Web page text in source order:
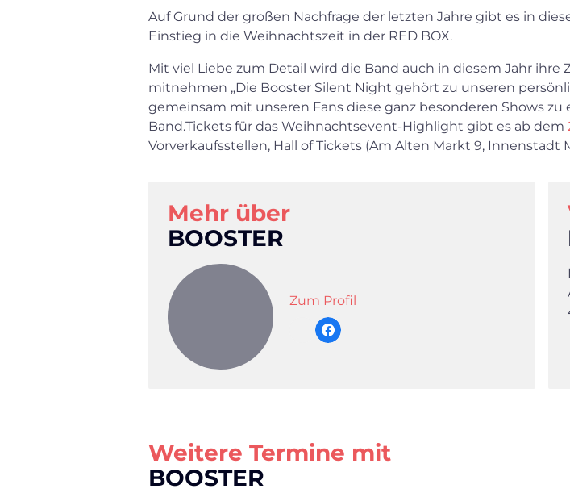
Auf Grund der großen Nachfrage der letzten Jahre gibt es in
Einstieg in die Weihnachtszeit in der RED BOX.
Mit viel Liebe zum Detail wird die Band auch in diesem Jahr
mitnehmen „Die Booster Silent Night gehört zu unseren
gemeinsam mit unseren Fans diese ganz besonderen Shows
Band.Tickets für das Weihnachtsevent-Highlight gibt es ab dem
Vorverkaufsstellen, Hall of Tickets (Am Alten Markt 9,
Mehr über
BOOSTER
Zum Profil
Weitere Termine mit
BOOSTER